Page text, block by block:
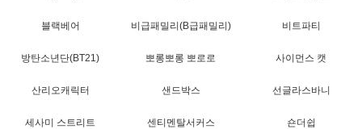
블랙베어 비급패밀리(B급패밀리) 비트파티
방탄소년단(BT21) 뽀롱뽀롱 뽀로로 사이먼스 캣
산리오캐릭터 샌드박스 선글라스바니
세사미 스트리트 센티멘탈서커스 숀더쉽